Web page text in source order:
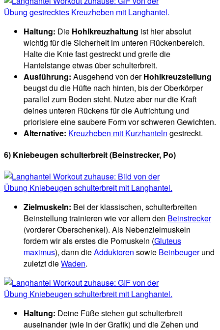
Haltung: Die Hohlkreuzhaltung ist hier absolut
wichtig für die Sicherheit im unteren Rückenbereich.
Halte die Knie fast gestreckt und greife die
Hantelstange etwas über schulterbreit.
Ausführung: Ausgehend von derHohlkreuzstellung
beugst du die Hüfte nach hinten, bis der Oberkörper
parallel zum Boden steht. Nutze aber nur die Kraft
deines unteren Rückens für die Aufrichtung und
priorisiere eine saubere Form vor schweren Gewichten.
Alternative: Kreuzheben mit Kurzhanteln gestreckt.
6) Kniebeugen schulterbreit(Beinstrecker, Po)
Zielmuskeln: Bei der klassischen, schulterbreiten
Beinstellung trainieren wie vor allem den Beinstrecker
(vorderer Oberschenkel). Als Nebenzielmuskeln
fordern wir als erstes die Pomuskeln (Gluteus
maximus), dann dieAdduktoren sowie Beinbeugerund
zuletzt dieWaden.
Haltung: Deine Füße stehen gut schulterbreit
auseinander (wie in der Grafik) und die Zehen und